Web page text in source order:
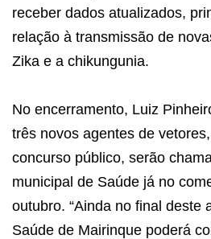
receber dados atualizados,
relação à transmissão de
Zika e a chikungunia.
No encerramento, Luiz
três novos agentes de
concurso público, serão
municipal de Saúde já no
outubro. “Ainda no final deste
Saúde de Mairinque poderá